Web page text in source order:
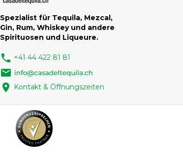
Spezialist für Tequila, Mezcal,
Gin, Rum, Whiskey und andere
Spirituosen und Liqueure.
phone +41 44 422 81 81
email
location_on Kontakt & Öffnungszeiten